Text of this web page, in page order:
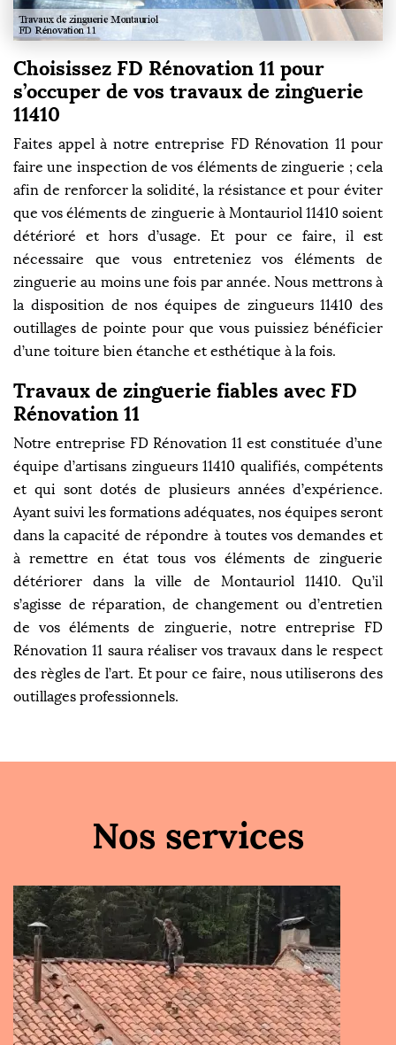
Choisissez FD Rénovation 11 pour
s’occuper de vos travaux de zinguerie
11410
Faites appel à notre entreprise FD Rénovation 11 pour
faire une inspection de vos éléments de zinguerie ; cela
afin de renforcer la solidité, la résistance et pour éviter
que vos éléments de zinguerie à Montauriol 11410 soient
détérioré et hors d’usage. Et pour ce faire, il est
nécessaire que vous entreteniez vos éléments de
zinguerie au moins une fois par année. Nous mettrons à
la disposition de nos équipes de zingueurs 11410 des
outillages de pointe pour que vous puissiez bénéficier
d’une toiture bien étanche et esthétique à la fois.
Travaux de zinguerie fiables avec FD
Rénovation 11
Notre entreprise FD Rénovation 11 est constituée d’une
équipe d’artisans zingueurs 11410 qualifiés, compétents
et qui sont dotés de plusieurs années d’expérience.
Ayant suivi les formations adéquates, nos équipes seront
dans la capacité de répondre à toutes vos demandes et
à remettre en état tous vos éléments de zinguerie
détériorer dans la ville de Montauriol 11410. Qu’il
s’agisse de réparation, de changement ou d’entretien
de vos éléments de zinguerie, notre entreprise FD
Rénovation 11 saura réaliser vos travaux dans le respect
des règles de l’art. Et pour ce faire, nous utiliserons des
outillages professionnels.
Nos services